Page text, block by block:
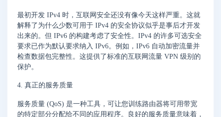
最初开发 IPv4 时，互联网安全还没有像今天这样严重。这就
解释了为什么少数可用于 IPv4 的安全协议似乎是事后才开发
出来的。但 IPv6 的构建考虑了安全性。IPv4 的许多可选安全
要求已作为默认要求纳入 IPv6。例如，IPv6 自动加密流量并
检查数据包完整性。这提供了标准的互联网流量 VPN 级别的
保护。
4. 真正的服务质量
服务质量 (QoS) 是一种工具，可让您训练路由器将可用带宽
的特定部分分配给不同的应用程序。良好的服务质量意味着，